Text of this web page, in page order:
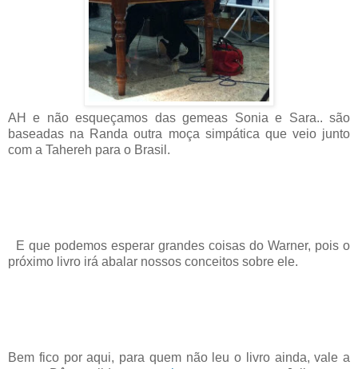
AH e não esqueçamos das gemeas Sonia e Sara.. são
baseadas na Randa outra moça simpática que veio junto
com a Tahereh para o Brasil.
E que podemos esperar grandes coisas do Warner, pois o
próximo livro irá abalar nossos conceitos sobre ele.
Bem fico por aqui, para quem não leu o livro ainda, vale a